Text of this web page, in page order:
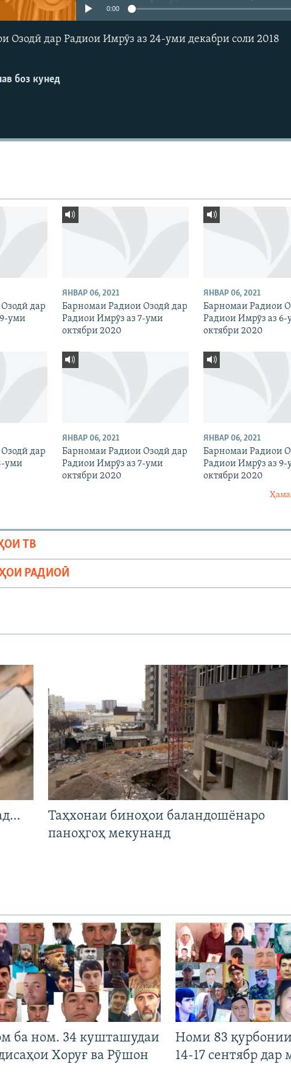
0:00
Озодӣ дар Радиои Имрӯз аз 24-уми декабри соли 2018
боз кунед
дар
уми
ЯНВАР 06, 2021
Барномаи Радиои Озодӣ дар
Радиои Имрӯз аз 7-уми
октябри 2020
ЯНВАР 06, 2021
Барномаи Радиои
Радиои Имрӯз аз 6-
октябри 2020
дар
уми
ЯНВАР 06, 2021
Барномаи Радиои Озодӣ дар
Радиои Имрӯз аз 7-уми
октябри 2020
ЯНВАР 06, 2021
Барномаи Радиои
Радиои Имрӯз аз 9-
октябри 2020
ТВ
РАДИОӢ
Таҳхонаи биноҳои баландошёнаро
паноҳгоҳ мекунанд
ба ном. 34 кушташудаи
Хоруғ ва Рӯшон
Номи 83
14-17 сентябр дар